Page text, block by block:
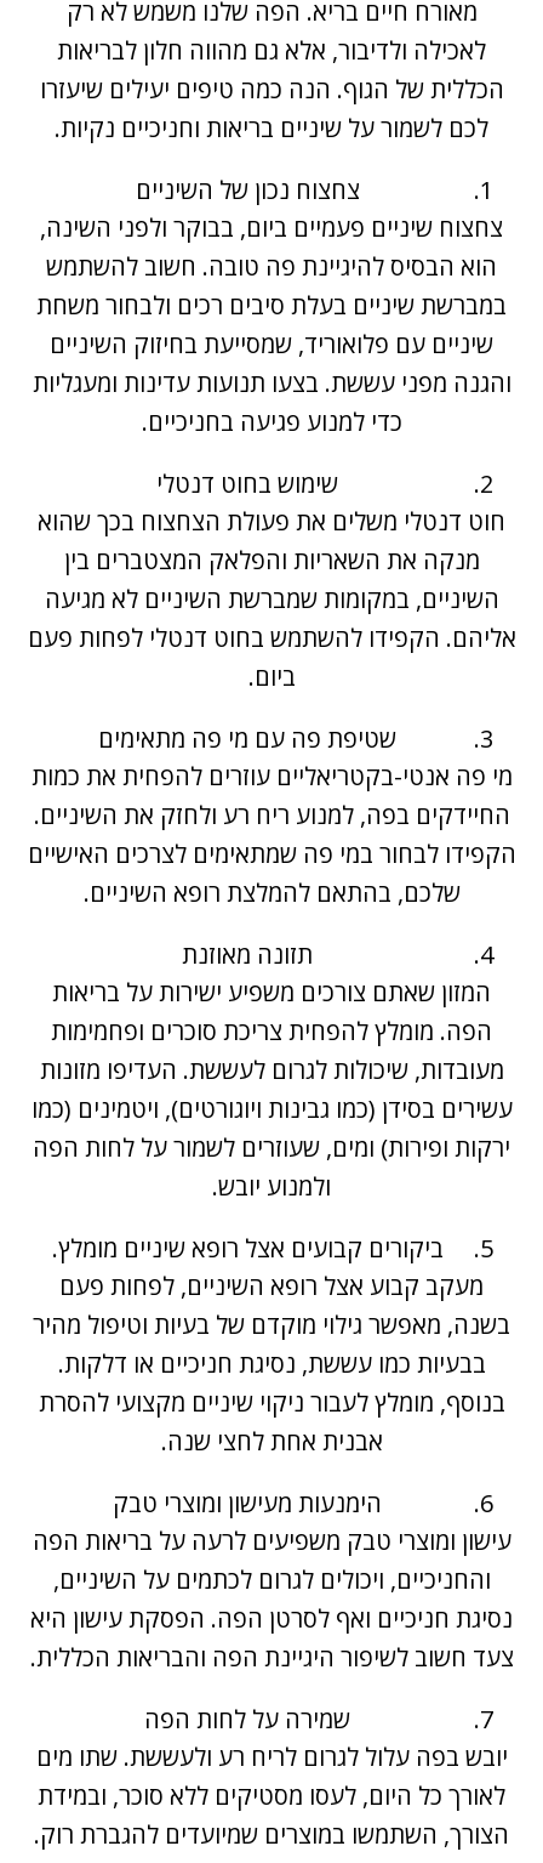
מאורח חיים בריא. הפה שלנו משמש לא רק
לאכילה ולדיבור, אלא גם מהווה חלון לבריאות
הכללית של הגוף. הנה כמה טיפים יעילים שיעזרו
לכם לשמור על שיניים בריאות וחניכיים נקיות.
צחצוח נכון של השיניים
צחצוח שיניים פעמיים ביום, בבוקר ולפני השינה,
הוא הבסיס להיגיינת פה טובה. חשוב להשתמש
במברשת שיניים בעלת סיבים רכים ולבחור משחת
שיניים עם פלואוריד, שמסייעת בחיזוק השיניים
והגנה מפני עששת. בצעו תנועות עדינות ומעגליות
כדי למנוע פגיעה בחניכיים.
שימוש בחוט דנטלי
חוט דנטלי משלים את פעולת הצחצוח בכך שהוא
מנקה את השאריות והפלאק המצטברים בין
השיניים, במקומות שמברשת השיניים לא מגיעה
אליהם. הקפידו להשתמש בחוט דנטלי לפחות פעם
ביום.
שטיפת פה עם מי פה מתאימים
מי פה אנטי-בקטריאליים עוזרים להפחית את כמות
החיידקים בפה, למנוע ריח רע ולחזק את השיניים.
הקפידו לבחור במי פה שמתאימים לצרכים האישיים
שלכם, בהתאם להמלצת רופא השיניים.
תזונה מאוזנת
המזון שאתם צורכים משפיע ישירות על בריאות
הפה. מומלץ להפחית צריכת סוכרים ופחמימות
מעובדות, שיכולות לגרום לעששת. העדיפו מזונות
עשירים בסידן (כמו גבינות ויוגורטים), ויטמינים (כמו
ירקות ופירות) ומים, שעוזרים לשמור על לחות הפה
ולמנוע יובש.
ביקורים קבועים אצל רופא שיניים מומלץ.
מעקב קבוע אצל רופא השיניים, לפחות פעם
בשנה, מאפשר גילוי מוקדם של בעיות וטיפול מהיר
בבעיות כמו עששת, נסיגת חניכיים או דלקות.
בנוסף, מומלץ לעבור ניקוי שיניים מקצועי להסרת
אבנית אחת לחצי שנה.
הימנעות מעישון ומוצרי טבק
עישון ומוצרי טבק משפיעים לרעה על בריאות הפה
והחניכיים, ויכולים לגרום לכתמים על השיניים,
נסיגת חניכיים ואף לסרטן הפה. הפסקת עישון היא
צעד חשוב לשיפור היגיינת הפה והבריאות הכללית.
שמירה על לחות הפה
יובש בפה עלול לגרום לריח רע ולעששת. שתו מים
לאורך כל היום, לעסו מסטיקים ללא סוכר, ובמידת
הצורך, השתמשו במוצרים שמיועדים להגברת רוק.